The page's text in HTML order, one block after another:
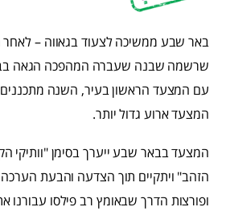
באר שבע ממשיכה לצעוד בגאווה –
שרשמה שבנה שעברה המהפכה הגאה
עם המצעד הראשון בעיר, השנה מתכננים
המצעד ארוע גדול יותר.
המצעד בבאר שבע ייערך בסימן "וותיקי
הזהב" ויתקיים תוך הצדעה והבעת הערכה
ופורצות הדרך שבאומץ רב פילסו עבורנו